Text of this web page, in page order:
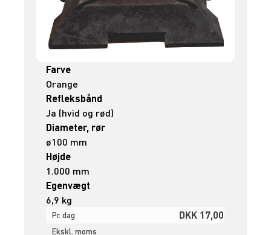
Farve
Orange
Refleksbånd
Ja (hvid og rød)
Diameter, rør
ø100 mm
Højde
1.000 mm
Egenvægt
6,9 kg
Pr. dag DKK 17,00
Ekskl. moms